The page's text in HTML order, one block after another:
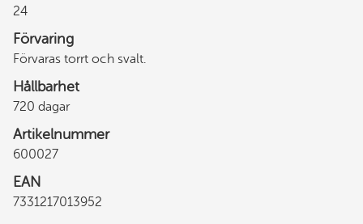
24
Förvaring
Förvaras torrt och svalt.
Hållbarhet
720 dagar
Artikelnummer
600027
EAN
7331217013952